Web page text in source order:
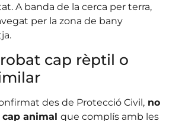
A banda de la cerca per terra,
per la zona de bany
cap rèptil o
des de Protecció Civil, no
cap animal que complís amb les